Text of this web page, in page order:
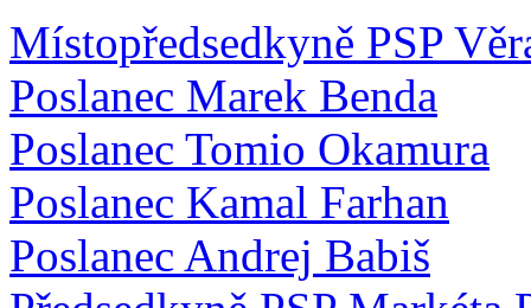
Místopředsedkyně PSP
Poslanec Marek Benda
Poslanec Tomio Okamura
Poslanec Kamal Farhan
Poslanec Andrej Babiš